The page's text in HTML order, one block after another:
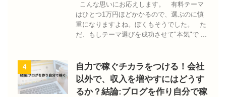
こんな思いにお応えします。 有料テーマ
はひとつ1万円ほどかかるので、選ぶのに慎
重になりますよね。ぼくもそうでした。 た
だ、もしテーマ選びを成功させて"本気"で ...
4
自力で稼ぐチカラをつける！会社
以外で、収入を増やすにはどうす
るか？結論:ブログを作り自分で稼